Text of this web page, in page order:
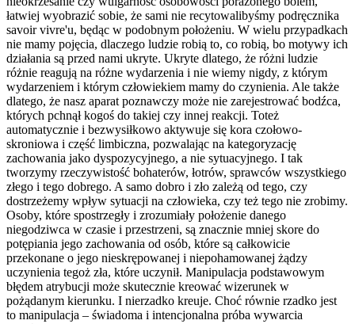
łatwiej wyobrazić sobie, że sami nie recytowalibyśmy podręcznika
savoir vivre'u, będąc w podobnym położeniu. W wielu przypadkach
nie mamy pojęcia, dlaczego ludzie robią to, co robią, bo motywy ich
działania są przed nami ukryte. Ukryte dlatego, że różni ludzie
różnie reagują na różne wydarzenia i nie wiemy nigdy, z którym
wydarzeniem i którym człowiekiem mamy do czynienia. Ale także
dlatego, że nasz aparat poznawczy może nie zarejestrować bodźca,
których pchnął kogoś do takiej czy innej reakcji. Toteż
automatycznie i bezwysiłkowo aktywuje się kora czołowo-
skroniowa i część limbiczna, pozwalając na kategoryzację
zachowania jako dyspozycyjnego, a nie sytuacyjnego. I tak
tworzymy rzeczywistość bohaterów, łotrów, sprawców wszystkiego
złego i tego dobrego. A samo dobro i zło zależą od tego, czy
dostrzeżemy wpływ sytuacji na człowieka, czy też tego nie zrobimy.
Osoby, które spostrzegły i zrozumiały położenie danego
niegodziwca w czasie i przestrzeni, są znacznie mniej skore do
potępiania jego zachowania od osób, które są całkowicie
przekonane o jego nieskrępowanej i niepohamowanej żądzy
uczynienia tegoż zła, które uczynił. Manipulacja podstawowym
błędem atrybucji może skutecznie kreować wizerunek w
pożądanym kierunku. I nierzadko kreuje. Choć równie rzadko jest
to manipulacja – świadoma i intencjonalna próba wywarcia